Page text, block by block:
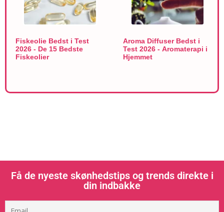
Fiskeolie Bedst i Test
2026 - De 15 Bedste
Fiskeolier
Aroma Diffuser Bedst i
Test 2026 - Aromaterapi i
Hjemmet
Få de nyeste skønhedstips og trends direkte i
din indbakke